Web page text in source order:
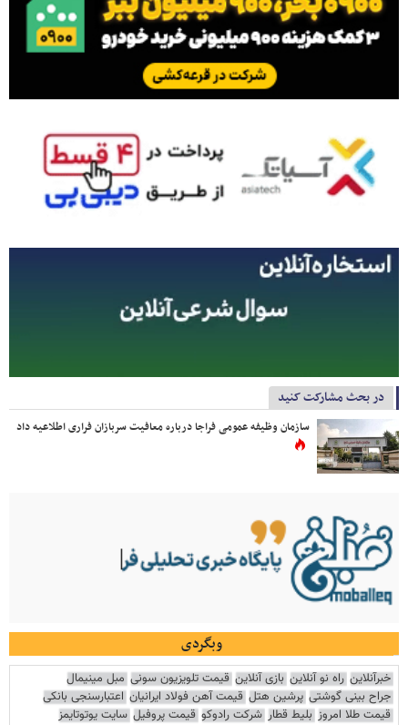
در بحث مشارکت کنید
سازمان وظیفه عمومی فراجا درباره معافیت سربازان فراری اطلاعیه داد
وبگردی
خبرآنلاین راه نو آنلاین بازی آنلاین قیمت تلویزیون سونی مبل مینیمال
جراح بینی گوشتی پرشین هتل قیمت آهن فولاد ایرانیان اعتبارسنجی بانکی
قیمت طلا امروز بلیط قطار شرکت رادوکو قیمت پروفیل سایت یوتوتایمز